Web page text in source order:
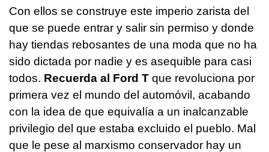
Con ellos se construye este imperio zarista del
que se puede entrar y salir sin permiso y donde
hay tiendas rebosantes de una moda que no ha
sido dictada por nadie y es asequible para casi
todos. Recuerda al Ford T que revoluciona por
primera vez el mundo del automóvil, acabando
con la idea de que equivalía a un inalcanzable
privilegio del que estaba excluido el pueblo. Mal
que le pese al marxismo conservador hay un